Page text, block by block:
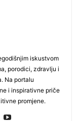
iskustvom
porodici, zdravlju i
Na portalu
i inspirativne priče
promjene.